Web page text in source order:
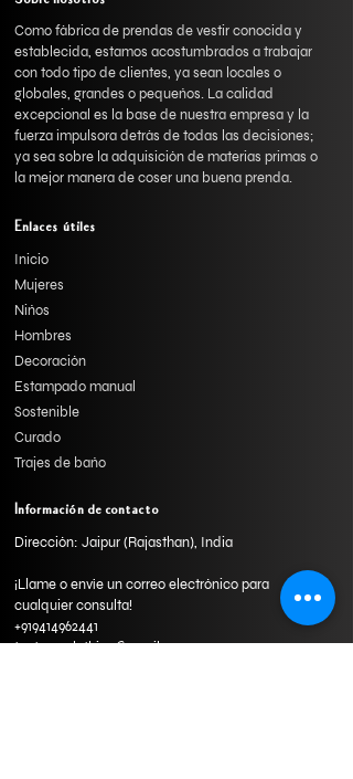
Como fábrica de prendas de vestir conocida y
establecida, estamos acostumbrados a trabajar
con todo tipo de clientes, ya sean locales o
globales, grandes o pequeños. La calidad
excepcional es la base de nuestra empresa y la
fuerza impulsora detrás de todas las decisiones;
ya sea sobre la adquisición de materias primas o
la mejor manera de coser una buena prenda.
Enlaces útiles
Inicio
Mujeres
Niños
Hombres
Decoración
Estampado manual
Sostenible
Curado
Trajes de baño
Información de contacto
Dirección: Jaipur (Rajasthan), India
¡Llame o envíe un correo electrónico para
cualquier consulta!
+919414962441
texturesclothing@gmail.com